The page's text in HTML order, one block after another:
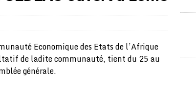
A
Africaine de Football (CAF) à contre-courant
à la succession d’Infantino à la tête de la FIFA
Wadagni reçoit le milliardaire Aliko Dangote
A LA UNE
une bouffée d’oxygène financière
Economique des Etats de l’Afrique
de ladite communauté, tient du 25 au
générale.